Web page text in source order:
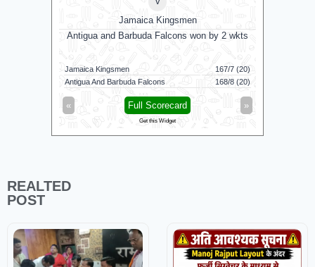
Jamaica Kingsmen
Antigua and Barbuda Falcons won by 2 wkts
Jamaica Kingsmen
167/7 (20)
Antigua And Barbuda Falcons
168/8 (20)
« »
Full Scorecard
Get this Widget
REALTED
POST